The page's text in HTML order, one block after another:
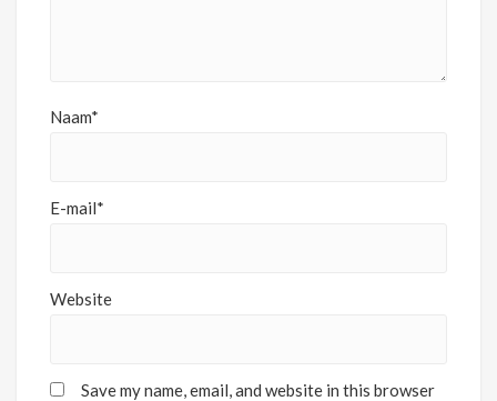
Naam*
E-mail*
Website
Save my name, email, and website in this browser